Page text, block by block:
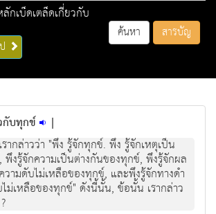
กเบ็ดเตล็ดเกี่ยวกับ
ค้นหา สารบัญ
กับทุกข์ |
กลาววา "พึง รูจักทุกข. พึง รูจักเหตุเปน
งรูจักความเปนตางกันของทุกข, พึงรูจักผล
วามดับไมเหลือของทุกข, และพึงรูจักทางดํา
มเหลือของทุกข" ดังนี้นั้น, ขอนั้น เรากลาว